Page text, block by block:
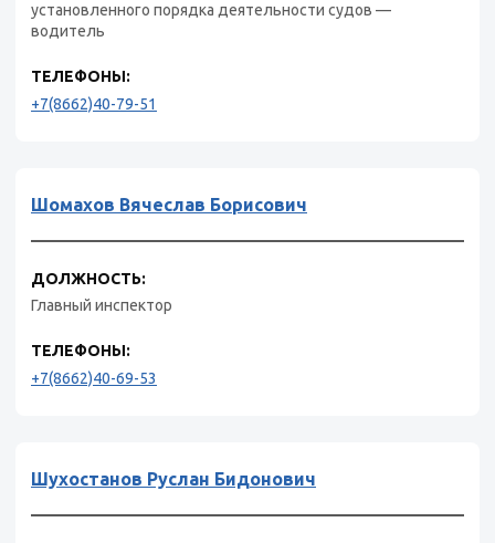
установленного порядка деятельности судов —
водитель
ТЕЛЕФОНЫ:
+7(8662)40-79-51
Шомахов Вячеслав Борисович
ДОЛЖНОСТЬ:
Главный инспектор
ТЕЛЕФОНЫ:
+7(8662)40-69-53
Шухостанов Руслан Бидонович